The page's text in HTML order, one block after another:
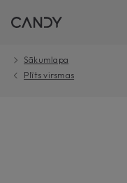
Sākumlapa
Plīts virsmas